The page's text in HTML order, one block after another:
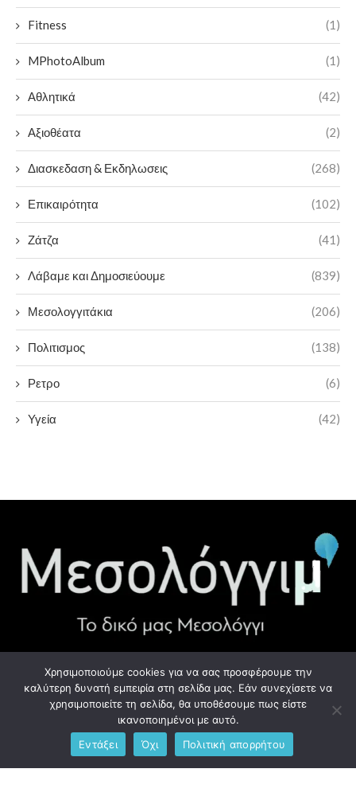
Fitness (1)
MPhotoAlbum (1)
Αθλητικά (42)
Αξιοθέατα (2)
Διασκεδαση & Εκδηλωσεις (268)
Επικαιρότητα (102)
Ζάτζα (41)
Λάβαμε και Δημοσιεύουμε (839)
Μεσολογγιτάκια (206)
Πολιτισμος (138)
Ρετρο (6)
Υγεία (42)
ΧΡΉΣΙΜΑ LINK
Προσωπικά Δεδομένα - GDPR
Ανδρέου Λόντου 1, Μεσολόγγι 302 00
Χρησιμοποιούμε cookies για να σας προσφέρουμε την
καλύτερη δυνατή εμπειρία στη σελίδα μας. Εάν συνεχίσετε να
χρησιμοποιείτε τη σελίδα, θα υποθέσουμε πως είστε
ικανοποιημένοι με αυτό.
Εντάξει
Όχι Πολιτική απορρήτου